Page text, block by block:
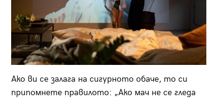
Ако ви се залага на сигурното обаче, то си
припомнете правилото: „Ако мач не се гледа